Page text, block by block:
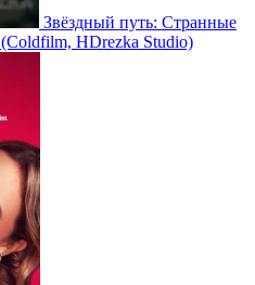
Звёздный путь: Странные
(Coldfilm, HDrezka Studio)